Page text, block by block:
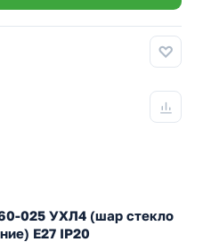
025 УХЛ4 (шар стекло
E27 IP20